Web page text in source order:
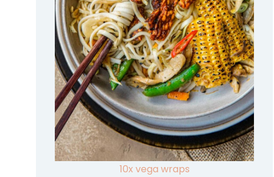
10x vega wraps